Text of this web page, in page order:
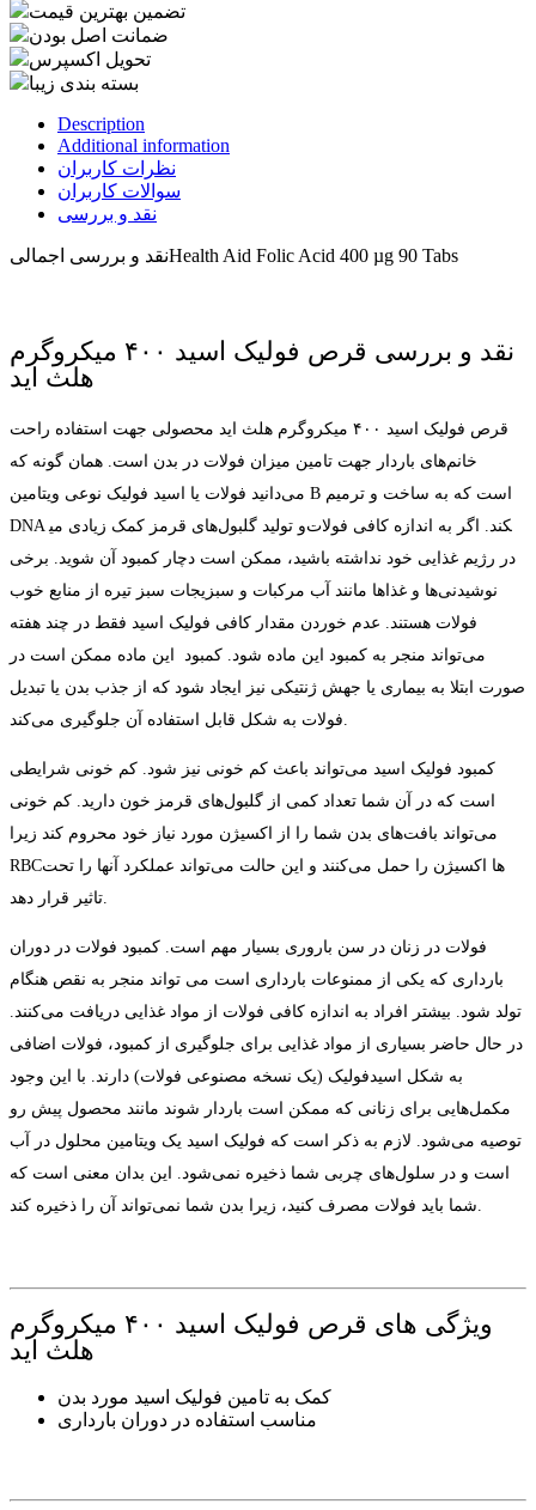
تضمین بهترین قیمت
ضمانت اصل بودن
تحویل اکسپرس
بسته بندی زیبا
Description
Additional information
نظرات کاربران
سوالات کاربران
نقد و بررسی
نقد و بررسی اجمالیHealth Aid Folic Acid 400 µg 90 Tabs
نقد و بررسی قرص فولیک اسید ۴۰۰ میکروگرم
هلث اید
قرص فولیک اسید ۴۰۰ میکروگرم هلث اید محصولی جهت استفاده راحت
خانم‌های باردار جهت تامین میزان فولات در بدن است. همان گونه که
می‌دانید فولات یا اسید فولیک نوعی ویتامین B است که به ساخت و ترمیم
DNA و تولید گلبول‌های قرمز کمک زیادی می‎کند. اگر به اندازه کافی فولات
در رژیم غذایی خود نداشته باشید، ممکن است دچار کمبود آن شوید. برخی
نوشیدنی‌ها و غذاها مانند آب مرکبات و سبزیجات سبز تیره از منابع خوب
فولات هستند. عدم خوردن مقدار کافی فولیک اسید فقط در چند هفته
می‌تواند منجر به کمبود این ماده شود. کمبود این ماده ممکن است در
صورت ابتلا به بیماری یا جهش ژنتیکی نیز ایجاد شود که از جذب بدن یا تبدیل
کمبود فولیک اسید می‌تواند باعث کم خونی نیز شود. کم خونی شرایطی
است که در آن شما تعداد کمی از گلبول‌های قرمز خون دارید. کم خونی
می‌تواند بافت‌های بدن شما را از اکسیژن مورد نیاز خود محروم کند زیرا
RBCها اکسیژن را حمل می‌کنند و این حالت می‌تواند عملکرد آنها را تحت
فولات در زنان در سن باروری بسیار مهم است. کمبود فولات در دوران
بارداری که یکی از ممنوعات بارداری است می تواند منجر به نقص هنگام
تولد شود. بیشتر افراد به اندازه کافی فولات از مواد غذایی دریافت می‌کنند.
در حال حاضر بسیاری از مواد غذایی برای جلوگیری از کمبود، فولات اضافی
به شکل اسیدفولیک (یک نسخه مصنوعی فولات) دارند. با این وجود
مکمل‌هایی برای زنانی که ممکن است باردار شوند مانند محصول پیش رو
توصیه می‌شود. لازم به ذکر است که فولیک اسید یک ویتامین محلول در آب
است و در سلول‌های چربی شما ذخیره نمی‌شود. این بدان معنی است که
ویژگی های قرص فولیک اسید ۴۰۰ میکروگرم
هلث اید
کمک به تامین فولیک اسید مورد بدن
مناسب استفاده در دوران بارداری